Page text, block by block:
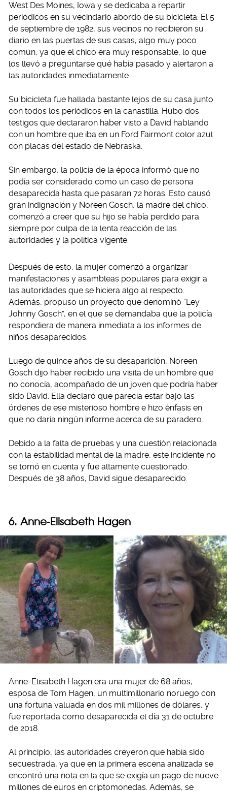
West Des Moines, Iowa y se dedicaba a repartir
periódicos en su vecindario abordo de su bicicleta. El 5
de septiembre de 1982, sus vecinos no recibieron su
diario en las puertas de sus casas, algo muy poco
común, ya que el chico era muy responsable, lo que
los llevó a preguntarse qué había pasado y alertaron a
las autoridades inmediatamente.
Su bicicleta fue hallada bastante lejos de su casa junto
con todos los periódicos en la canastilla. Hubo dos
testigos que declararon haber visto a David hablando
con un hombre que iba en un Ford Fairmont color azul
con placas del estado de Nebraska.
Sin embargo, la policía de la época informó que no
podía ser considerado como un caso de persona
desaparecida hasta que pasaran 72 horas. Esto causó
gran indignación y Noreen Gosch, la madre del chico,
comenzó a creer que su hijo se había perdido para
siempre por culpa de la lenta reacción de las
autoridades y la política vigente.
Después de esto, la mujer comenzó a organizar
manifestaciones y asambleas populares para exigir a
las autoridades que se hiciera algo al respecto.
Además, propuso un proyecto que denominó “Ley
Johnny Gosch”, en el que se demandaba que la policía
respondiera de manera inmediata a los informes de
niños desaparecidos.
Luego de quince años de su desaparición, Noreen
Gosch dijo haber recibido una visita de un hombre que
no conocía, acompañado de un joven que podría haber
sido David. Ella declaró que parecía estar bajo las
órdenes de ese misterioso hombre e hizo énfasis en
que no daría ningún informe acerca de su paradero.
Debido a la falta de pruebas y una cuestión relacionada
con la estabilidad mental de la madre, este incidente no
se tomó en cuenta y fue altamente cuestionado.
Después de 38 años, David sigue desaparecido.
6. Anne-Elisabeth Hagen
Anne-Elisabeth Hagen era una mujer de 68 años,
esposa de Tom Hagen, un multimillonario noruego con
una fortuna valuada en dos mil millones de dólares, y
fue reportada como desaparecida el día 31 de octubre
de 2018.
Al principio, las autoridades creyeron que había sido
secuestrada, ya que en la primera escena analizada se
encontró una nota en la que se exigía un pago de nueve
millones de euros en criptomonedas. Además, se